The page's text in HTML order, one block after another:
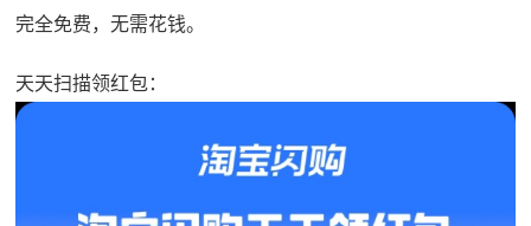
完全免费，无需花钱。
天天扫描领红包：